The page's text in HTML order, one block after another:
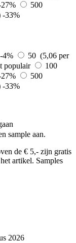
500
-33%
-4%
50 (5,06 per
populair
100
500
-33%
sample aan.
de € 5,- zijn gratis
artikel. Samples
2026